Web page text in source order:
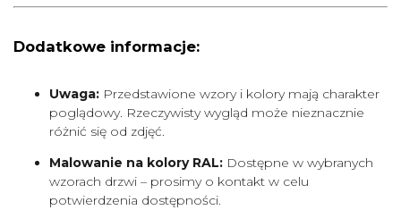
Dodatkowe informacje:
Uwaga: Przedstawione wzory i kolory mają charakter
poglądowy. Rzeczywisty wygląd może nieznacznie
różnić się od zdjęć.
Malowanie na kolory RAL: Dostępne w wybranych
wzorach drzwi – prosimy o kontakt w celu
potwierdzenia dostępności.